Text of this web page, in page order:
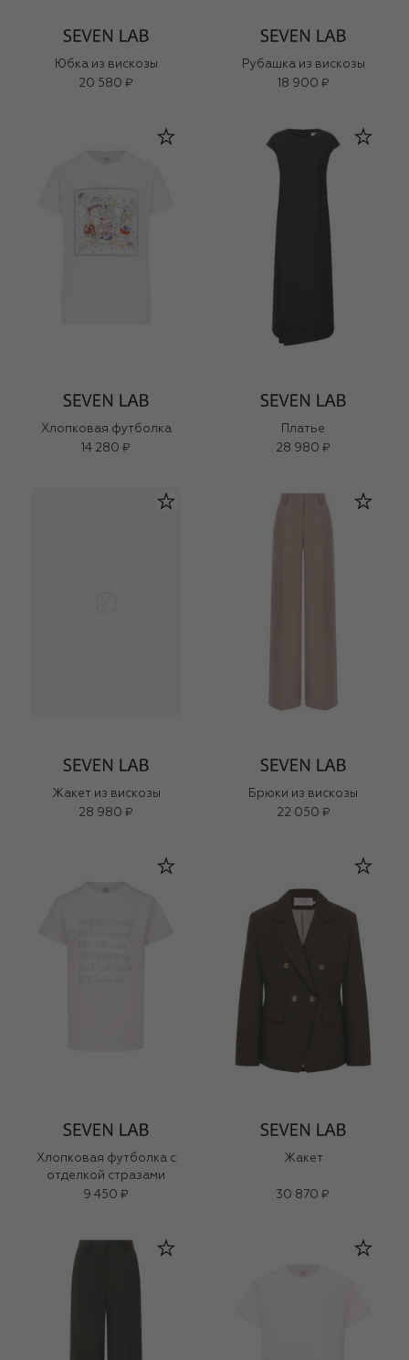
Юбка из вискозы
20 580 ₽
Рубашка из вискозы
18 900 ₽
Хлопковая футболка
14 280 ₽
Платье
28 980 ₽
Жакет из вискозы
28 980 ₽
Брюки из вискозы
22 050 ₽
Хлопковая футболка с
отделкой стразами
9 450 ₽
Жакет
30 870 ₽